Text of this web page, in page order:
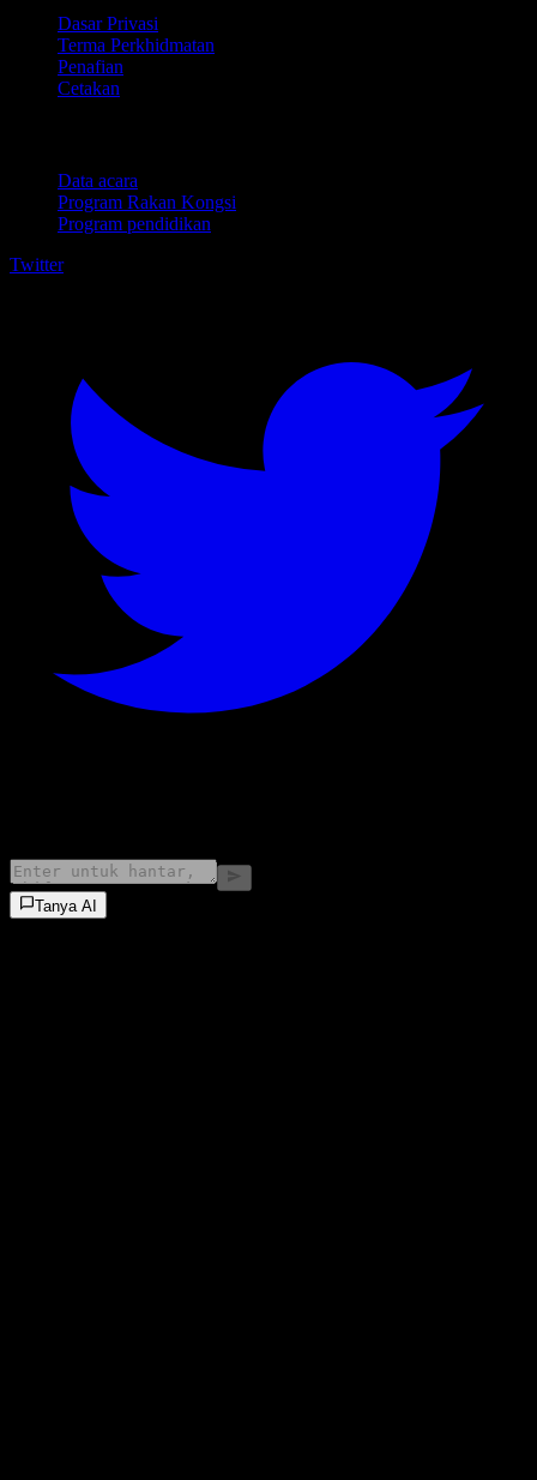
Dasar Privasi
Terma Perkhidmatan
Penafian
Cetakan
Data acara
Program Rakan Kongsi
Program pendidikan
Twitter
Tanya AI